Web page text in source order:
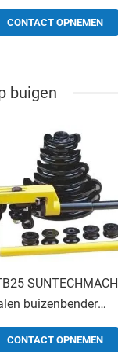
gemonteerd op
RIDGID300-
CONTACT OPNEMEN
buigen
SUNTECHMACH
buizenbender
het buigen van
aluminiumbuizen
CONTACT OPNEMEN